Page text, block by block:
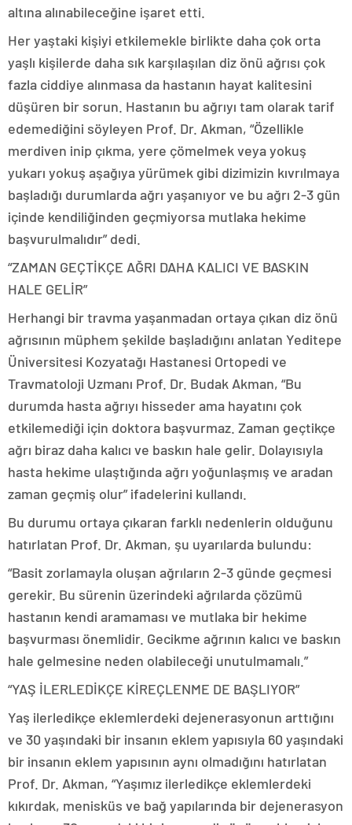
altına alınabileceğine işaret etti.
Her yaştaki kişiyi etkilemekle birlikte daha çok orta
yaşlı kişilerde daha sık karşılaşılan diz önü ağrısı çok
fazla ciddiye alınmasa da hastanın hayat kalitesini
düşüren bir sorun. Hastanın bu ağrıyı tam olarak tarif
edemediğini söyleyen Prof. Dr. Akman, “Özellikle
merdiven inip çıkma, yere çömelmek veya yokuş
yukarı yokuş aşağıya yürümek gibi dizimizin kıvrılmaya
başladığı durumlarda ağrı yaşanıyor ve bu ağrı 2-3 gün
içinde kendiliğinden geçmiyorsa mutlaka hekime
başvurulmalıdır” dedi.
“ZAMAN GEÇTİKÇE AĞRI DAHA KALICI VE BASKIN
HALE GELİR”
Herhangi bir travma yaşanmadan ortaya çıkan diz önü
ağrısının müphem şekilde başladığını anlatan Yeditepe
Üniversitesi Kozyatağı Hastanesi Ortopedi ve
Travmatoloji Uzmanı Prof. Dr. Budak Akman, “Bu
durumda hasta ağrıyı hisseder ama hayatını çok
etkilemediği için doktora başvurmaz. Zaman geçtikçe
ağrı biraz daha kalıcı ve baskın hale gelir. Dolayısıyla
hasta hekime ulaştığında ağrı yoğunlaşmış ve aradan
zaman geçmiş olur” ifadelerini kullandı.
Bu durumu ortaya çıkaran farklı nedenlerin olduğunu
hatırlatan Prof. Dr. Akman, şu uyarılarda bulundu:
“Basit zorlamayla oluşan ağrıların 2-3 günde geçmesi
gerekir. Bu sürenin üzerindeki ağrılarda çözümü
hastanın kendi aramaması ve mutlaka bir hekime
başvurması önemlidir. Gecikme ağrının kalıcı ve baskın
hale gelmesine neden olabileceği unutulmamalı.”
“YAŞ İLERLEDİKÇE KİREÇLENME DE BAŞLIYOR”
Yaş ilerledikçe eklemlerdeki dejenerasyonun arttığını
ve 30 yaşındaki bir insanın eklem yapısıyla 60 yaşındaki
bir insanın eklem yapısının aynı olmadığını hatırlatan
Prof. Dr. Akman, “Yaşımız ilerledikçe eklemlerdeki
kıkırdak, menisküs ve bağ yapılarında bir dejenerasyon